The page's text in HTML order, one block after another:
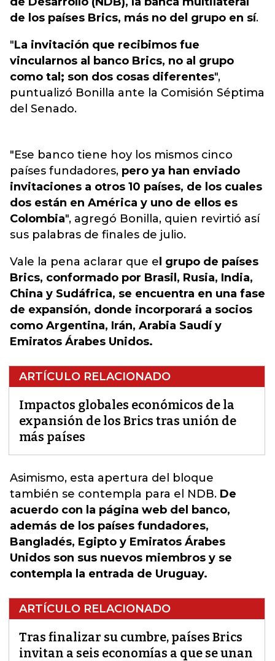
de los países Brics, más no del grupo en sí.
"La invitación que recibimos fue
vincularnos al banco Brics, no al grupo
como tal; son dos cosas diferentes",
puntualizó Bonilla ante la Comisión Séptima
del Senado.
"Ese banco tiene hoy los mismos cinco
países fundadores, pero ya han enviado
invitaciones a otros 10 países, de los cuales
dos están en América y uno de ellos es
Colombia", agregó Bonilla, quien revirtió así
sus palabras de finales de julio.
Vale la pena aclarar que e l grupo de países
Brics, conformado por Brasil, Rusia, India,
China y Sudáfrica, se encuentra en una fase
de expansión, donde incorporará a socios
como Argentina, Irán, Arabia Saudí y
Emiratos Árabes Unidos.
ARTÍCULO RELACIONADO
Impactos globales económicos de la
expansión de los Brics tras unión de
más países
Asimismo, esta apertura del bloque
también se contempla para el NDB. De
acuerdo con la página web del banco,
además de los países fundadores,
Bangladés, Egipto y Emiratos Árabes
Unidos son sus nuevos miembros y se
contempla la entrada de Uruguay.
ARTÍCULO RELACIONADO
Tras finalizar su cumbre, países Brics
invitan a seis economías a que se unan